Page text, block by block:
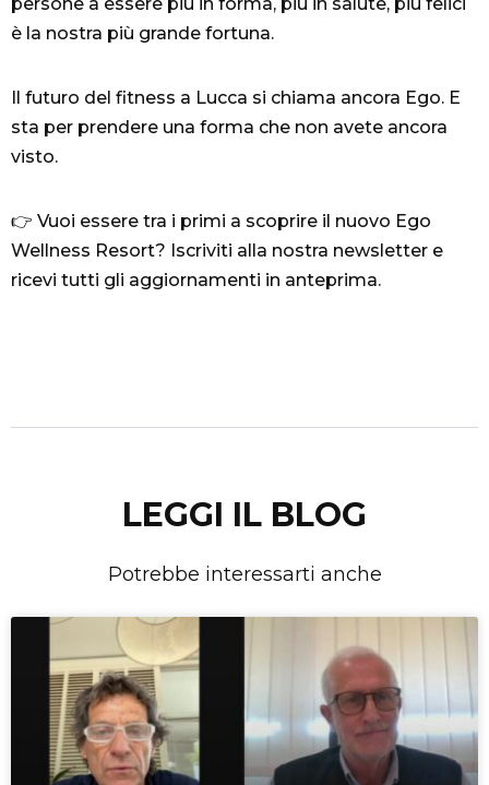
persone a essere più in forma, più in salute, più felici
è la nostra più grande fortuna.
Il futuro del fitness a Lucca si chiama ancora Ego. E
sta per prendere una forma che non avete ancora
visto.
👉 Vuoi essere tra i primi a scoprire il nuovo Ego
Wellness Resort? Iscriviti alla nostra newsletter e
ricevi tutti gli aggiornamenti in anteprima.
LEGGI IL BLOG
Potrebbe interessarti anche